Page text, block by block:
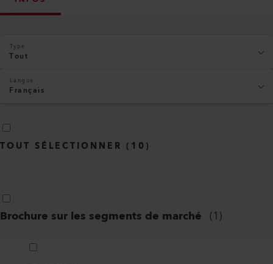
Type
Tout
Langue
Français
TOUT SÉLECTIONNER ( 10 )
Brochure sur les segments de marché (1)